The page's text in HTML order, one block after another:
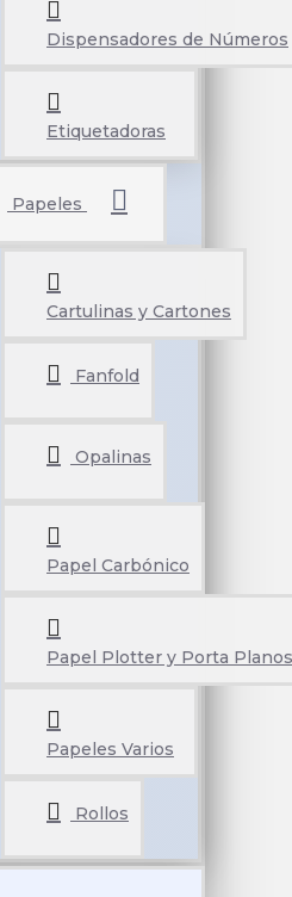
Dispensadores de Números
Etiquetadoras
Papeles
Cartulinas y Cartones
Fanfold
Opalinas
Papel Carbónico
Papel Plotter y Porta Planos
Papeles Varios
Rollos